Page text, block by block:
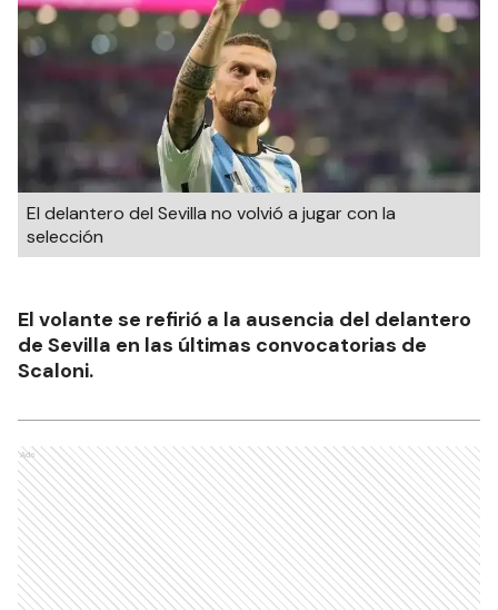
El delantero del Sevilla no volvió a jugar con la
selección
El volante se refirió a la ausencia del delantero
de Sevilla en las últimas convocatorias de
Scaloni.
Ads